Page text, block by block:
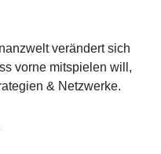
verändert sich
vorne mitspielen will,
& Netzwerke.